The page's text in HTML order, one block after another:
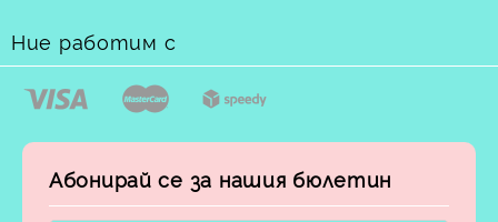
Ние работим с
Абонирай се за нашия бюлетин